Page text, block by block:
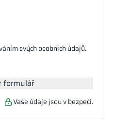
svých osobních údajů.
formulář
Vaše údaje jsou v bezpečí.